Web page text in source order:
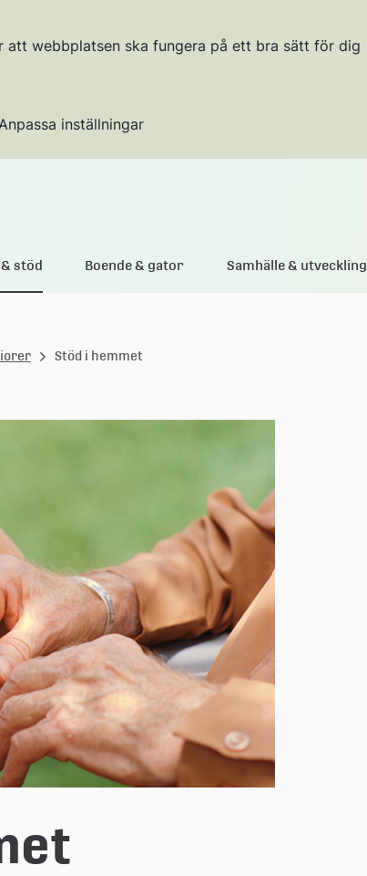
att webbplatsen ska fungera på ett bra sätt för dig
inställningar
stöd Boende & gator Samhälle & utveckling
Stöd i hemmet